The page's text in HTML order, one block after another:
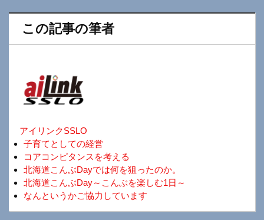
この記事の筆者
アイリンクSSLO
子育てとしての経営
コアコンピタンスを考える
北海道こんぶDayでは何を狙ったのか。
北海道こんぶDay～こんぶを楽しむ1日～
なんというかご協力しています